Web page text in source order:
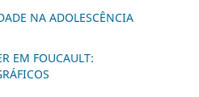
NA ADOLESCÊNCIA
EM FOUCAULT: